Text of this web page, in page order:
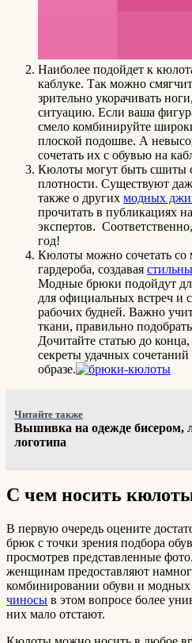
Наиболее подойдет к
каблуке. Так можно
зрительно укорачивать
ситуацию. Если ваша
смело комбинируйте
плоской подошве. А
сочетать их с обувью на
Кюлоты могут быть сшиты
плотности. Существуют
также о других модных
прочитать в публикациях
экспертов.
год!
Кюлоты можно сочетать со
гардероба, создавая
Модные брюки подойдут
для официальных встреч и
рабочих будней. Важно
ткани, правильно
Дочитайте статью до конца,
секреты удачных
образе.
Читайте также
Вышивка на одежде бисером,
логотипа
С чем носить
В первую очередь оцените
брюк с точки зрения подбора
просмотрев представленные
женщинам предоставляют
комбинировании обуви и
чиносы в этом вопросе более
них мало отстают.